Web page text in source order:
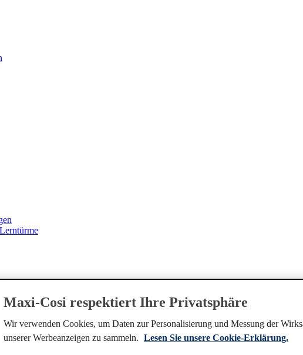
Maxi-Cosi respektiert Ihre Privatsphäre
Wir verwenden Cookies, um Daten zur Personalisierung und Messung der
unserer Werbeanzeigen zu sammeln. Lesen Sie unsere Cookie-Erklärung.